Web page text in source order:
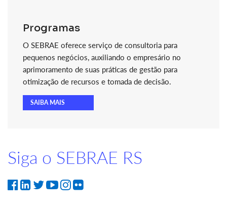
Programas
O SEBRAE oferece serviço de consultoria para
pequenos negócios, auxiliando o empresário no
aprimoramento de suas práticas de gestão para
otimização de recursos e tomada de decisão.
SAIBA MAIS
Siga o SEBRAE RS